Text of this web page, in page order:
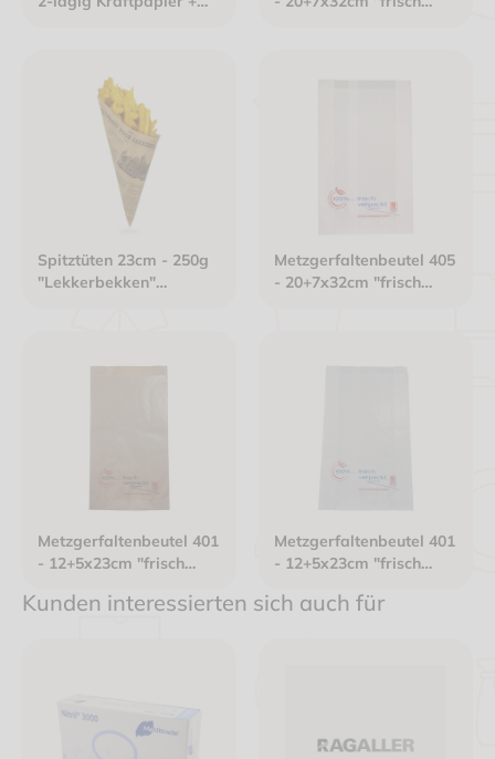
"Zeitungsdruck"
Spitztüten 23cm - 250g
"Lekkerbekken"
Ersatzpapier weiß geb
Metzgerfaltenbeutel 405
- 20+7x32cm "frisch
Metzgerfaltenbeutel 401
- 12+5x23cm "frisch
Kraftpapier gefädelt
Metzgerfaltenbeutel 401
- 12+5x23cm "frisch
Kraftpapier gefädelt
Kunden interessierten sich auch für